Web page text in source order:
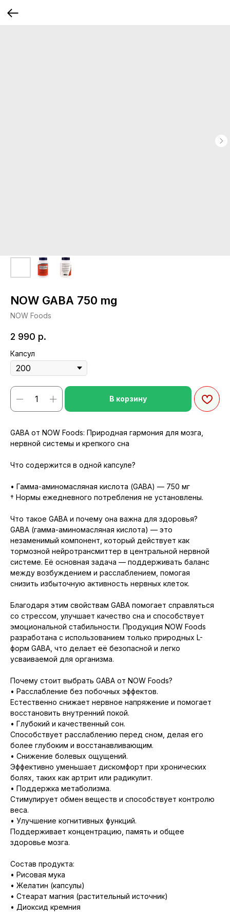
NOW GABA 750 mg
NOW Foods
2 990 р.
Капсул
В корзину
GABA от NOW Foods: Природная гармония для мозга,
нервной системы и крепкого сна
Что содержится в одной капсуле?
• Гамма-аминомасляная кислота (GABA) — 750 мг
† Нормы ежедневного потребления не установлены.
Что такое GABA и почему она важна для здоровья?
GABA (гамма-аминомасляная кислота) — это
незаменимый компонент, который действует как
тормозной нейротрансмиттер в центральной нервной
системе. Её основная задача — поддерживать баланс
между возбуждением и расслаблением, помогая
снизить избыточную активность нервных клеток.
Благодаря этим свойствам GABA помогает справляться
со стрессом, улучшает качество сна и способствует
эмоциональной стабильности. Продукция NOW Foods
разработана с использованием только природных L-
форм GABA, что делает её безопасной и легко
усваиваемой для организма.
Почему стоит выбрать GABA от NOW Foods?
• Расслабление без побочных эффектов.
Естественно снижает нервное напряжение и помогает
восстановить внутренний покой.
• Глубокий и качественный сон.
Способствует расслаблению перед сном, делая его
более глубоким и восстанавливающим.
• Снижение болевых ощущений.
Эффективно уменьшает дискомфорт при хронических
болях, таких как артрит или радикулит.
• Поддержка метаболизма.
Стимулирует обмен веществ и способствует контролю
веса.
• Улучшение когнитивных функций.
Поддерживает концентрацию, память и общее
здоровье мозга.
Состав продукта:
• Рисовая мука
• Желатин (капсулы)
• Стеарат магния (растительный источник)
• Диоксид кремния